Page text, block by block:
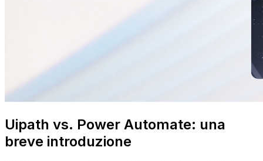
Uipath vs. Power Automate: una
breve introduzione